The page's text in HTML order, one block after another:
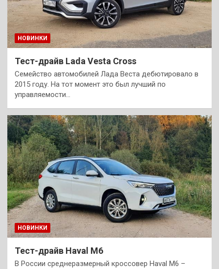
НОВИНКИ
Тест-драйв Lada Vesta Cross
Семейство автомобилей Лада Веста дебютировало в
2015 году. На тот момент это был лучший по
управляемости…
НОВИНКИ
Тест-драйв Haval M6
В России среднеразмерный кроссовер Haval M6 –